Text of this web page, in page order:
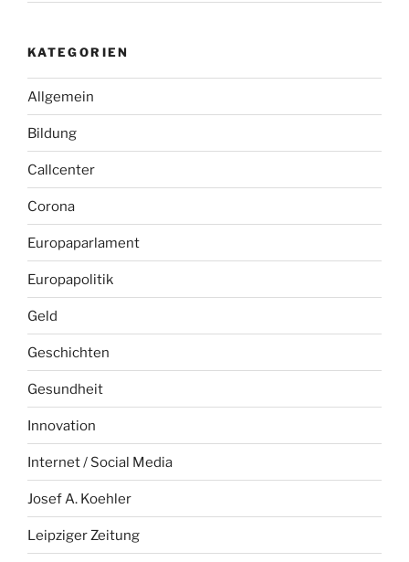
KATEGORIEN
Allgemein
Bildung
Callcenter
Corona
Europaparlament
Europapolitik
Geld
Geschichten
Gesundheit
Innovation
Internet / Social Media
Josef A. Koehler
Leipziger Zeitung